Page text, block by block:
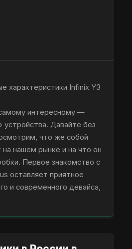
характеристики Infinix Y3
интересному —
устройства. Давайте без
что же собой
на нашем рынке и на что он
Первое знакомство с
оставляет приятное
и современного девайса,